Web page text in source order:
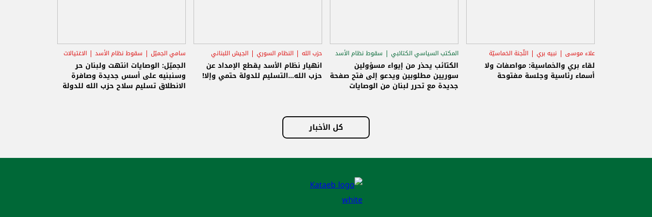
علاء موسى نبيه بري اللّجنة الخماسيّة
لقاء بري والخماسية: مواصفات ولا
أسماء رئاسية وجلسة مفتوحة
المكتب السياسي الكتائبي
سقوط نظام الأسد
الاستحقاق الرئاسي
الكتائب يحذر من إيواء مسؤولين
سوريين مطلوبين ويدعو إلى فتح صفحة
جديدة مع تحرر لبنان من الوصايات
حزب الله النظام السوري الجيش اللبناني
انهيار نظام الأسد يقطع الإمداد عن
حزب الله...التسليم للدولة حتمي وإلا!
سامي الجميّل سقوط نظام الأسد الاغتيالات
الجميّل: الوصايات انتهت ولبنان حر
وسنبنيه على أسس جديدة وصافرة
الانطلاق تسليم سلاح حزب الله للدولة
كل الأخبار